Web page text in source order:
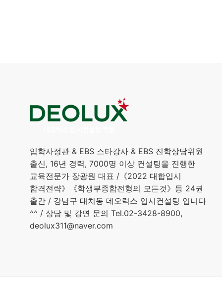
입학사정관 & EBS 스타강사 & EBS 진학상담위원
출신, 16년 경력, 7000명 이상 컨설팅을 진행한
교육전문가 장광원 대표 /《2022 대합입시
합격전략》《학생부종합전형의 모든것》등 24권
출간 / 강남구 대치동 데오럭스 입시컨설팅 입니다
^^ / 상담 및 강연 문의 Tel.02-3428-8900,
deolux311@naver.com